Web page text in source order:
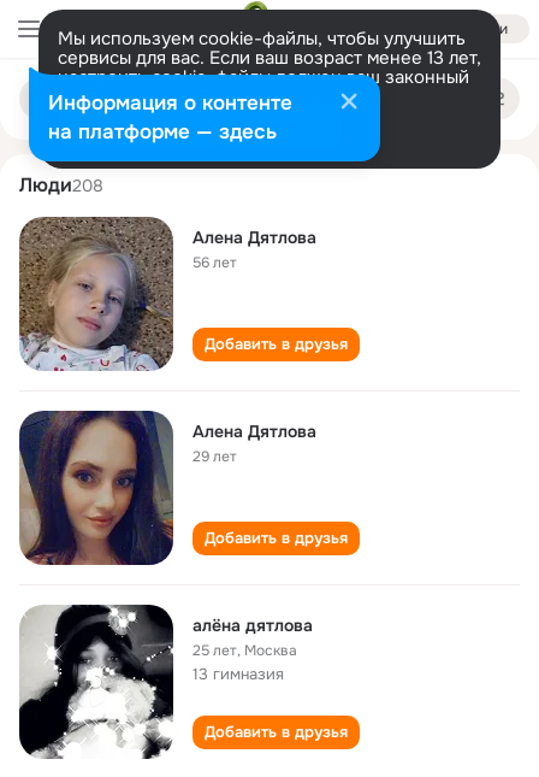
Войти
Мы используем cookie-файлы, чтобы улучшить
сервисы для вас. Если ваш возраст менее 13 лет,
настроить cookie-файлы должен ваш законный
представитель. Больше информации
Разрешить все Настроить
Поиск
людям
alena dyatlova
Люди208
Алена Дятлова
56 лет
Добавить в друзья
Алена Дятлова
29 лет
Добавить в друзья
алёна дятлова
25 лет, Москва
13 гимназия
Добавить в друзья
Информация о контенте
на платформе — здесь